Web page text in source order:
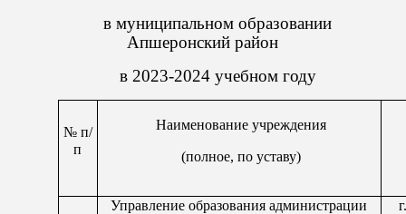
в муниципальном образовании
Апшеронский район
в 2023-2024 учебном году
№ п/
п
Наименование учреждения
(полное, по уставу)
Управление образования администрации